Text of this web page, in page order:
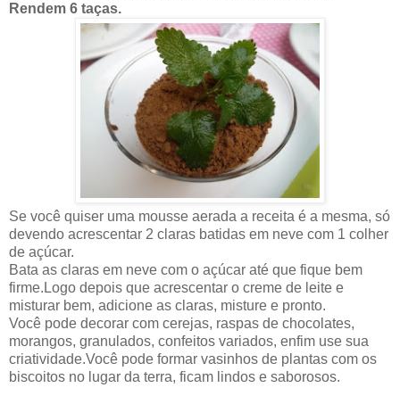
Rendem 6 taças.
Se você quiser uma mousse aerada a receita é a mesma, só
devendo acrescentar 2 claras batidas em neve com 1 colher
de açúcar.
Bata as claras em neve com o açúcar até que fique bem
firme.Logo depois que acrescentar o creme de leite e
misturar bem, adicione as claras, misture e pronto.
Você pode decorar com cerejas, raspas de chocolates,
morangos, granulados, confeitos variados, enfim use sua
criatividade.Você pode formar vasinhos de plantas com os
biscoitos no lugar da terra, ficam lindos e saborosos.